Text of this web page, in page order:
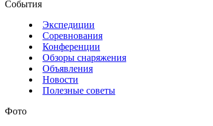
События
Экспедиции
Соревнования
Конференции
Обзоры снаряжения
Объявления
Новости
Полезные советы
Фото